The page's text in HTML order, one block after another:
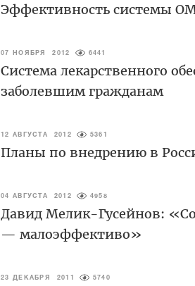
Эффективность системы
07 НОЯБРЯ 2012 6441
Система лекарственного
заболевшим гражданам
12 АВГУСТА 2012 5361
Планы по внедрению в
04 АВГУСТА 2012 4958
Давид Мелик-Гусейнов:
— малоэффективо»
23 ДЕКАБРЯ 2011 5740